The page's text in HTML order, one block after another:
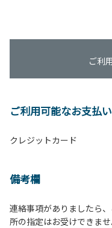
ご利
ご利用可能なお支払
クレジットカード
備考欄
連絡事項がありましたら
所の指定はお受けできませ